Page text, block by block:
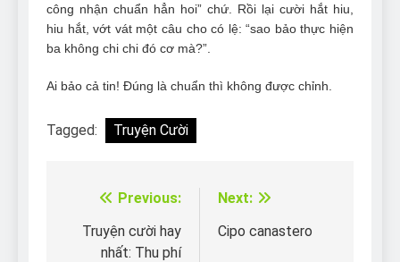
công nhận chuẩn hẳn hoi” chứ. Rồi lại cười hắt hiu,
hiu hắt, vớt vát một câu cho có lệ: “sao bảo thực hiện
ba không chi chi đó cơ mà?”.
Ai bảo cả tin! Đúng là chuẩn thì không được chỉnh.
Tagged: Truyện Cười
Điều
hướng
Previous:
Truyện cười hay
nhất: Thu phí
Next:
Cipo canastero